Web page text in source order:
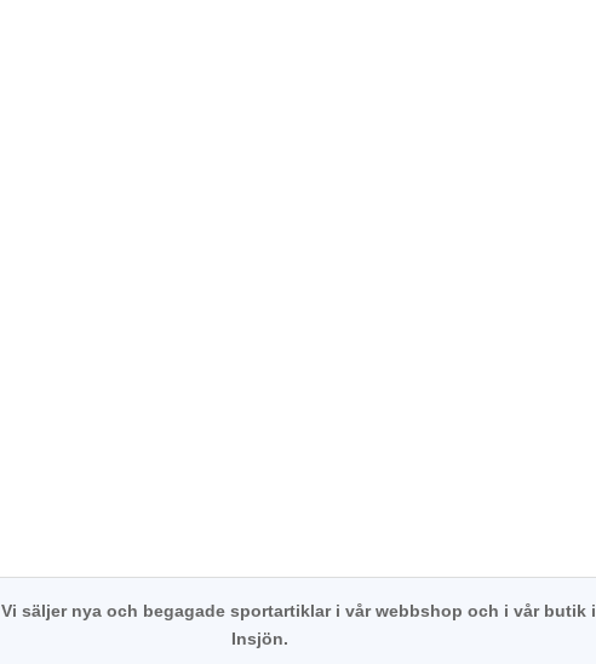
Vi säljer nya och begagade sportartiklar i vår webbshop och i vår butik i
Insjön.